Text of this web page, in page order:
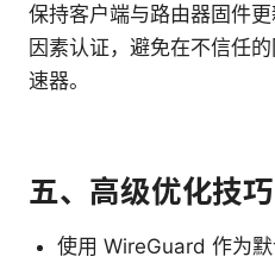
保持客户端与路由器固件
因素认证，避免在不信任
速器。
五、高级优化技
使用 WireGuard 作为